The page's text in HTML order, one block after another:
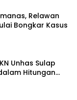
Relawan
Bongkar Kasus
Unhas Sulap
Hitungan